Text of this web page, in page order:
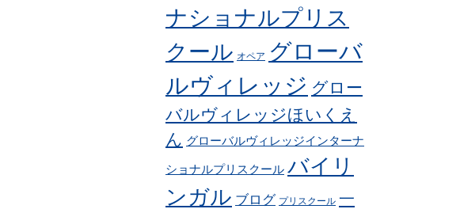
ナショナルプリス
クール オペア グローバ
ルヴィレッジ グロー
バルヴィレッジほいくえ
ん グローバルヴィレッジインターナ
ショナルプリスクール バイリ
ンガル ブログ プリスクール 一